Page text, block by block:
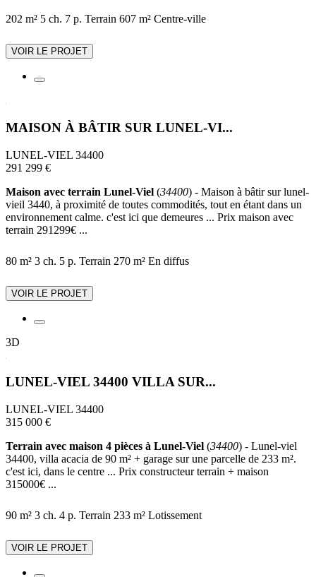
202 m² 5 ch. 7 p. Terrain 607 m² Centre-ville
VOIR LE PROJET
MAISON À BÂTIR SUR LUNEL-VI...
LUNEL-VIEL 34400
291 299 €
Maison avec terrain Lunel-Viel (34400) - Maison à bâtir sur lunel-
vieil 3440, à proximité de toutes commodités, tout en étant dans un
environnement calme. c'est ici que demeures ... Prix maison avec
terrain 291299€ ...
80 m² 3 ch. 5 p. Terrain 270 m² En diffus
VOIR LE PROJET
3D
LUNEL-VIEL 34400 VILLA SUR...
LUNEL-VIEL 34400
315 000 €
Terrain avec maison 4 pièces à Lunel-Viel (34400) - Lunel-viel
34400, villa acacia de 90 m² + garage sur une parcelle de 233 m².
c'est ici, dans le centre ... Prix constructeur terrain + maison
315000€ ...
90 m² 3 ch. 4 p. Terrain 233 m² Lotissement
VOIR LE PROJET